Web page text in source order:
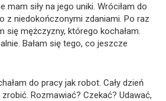
mam siły na jego uniki. Wróciłam do
z niedokończonymi zdaniami. Po raz
się mężczyzny, którego kochałam.
Bałam się tego, co jeszcze
do pracy jak robot. Cały dzień
Rozmawiać? Czekać? Udawać,